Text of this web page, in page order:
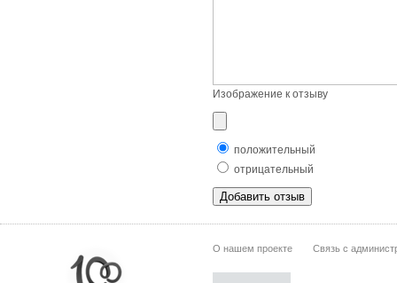
Изображение к отзыву
положительный
отрицательный
О нашем проекте Связь с